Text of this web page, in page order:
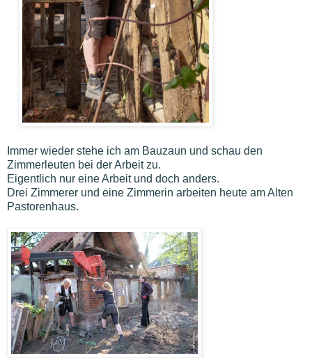
Immer wieder stehe ich am Bauzaun und schau den
Zimmerleuten bei der Arbeit zu.
Eigentlich nur eine Arbeit und doch anders.
Drei Zimmerer und eine Zimmerin arbeiten heute am Alten
Pastorenhaus.